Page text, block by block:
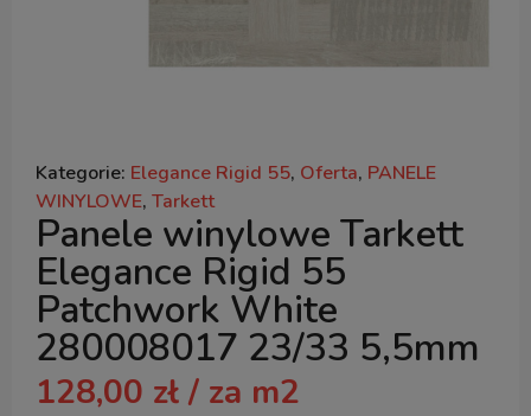
Kategorie: Elegance Rigid 55, Oferta, PANELE
WINYLOWE, Tarkett
Panele winylowe Tarkett
Elegance Rigid 55
Patchwork White
280008017 23/33 5,5mm
128,00 zł / za m2